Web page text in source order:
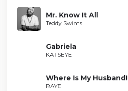
Mr. Know It All
Teddy Swims
Gabriela
KATSEYE
Where Is My Husband!
RAYE